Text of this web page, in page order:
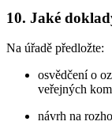
10. Jaké
Na úřadě předložte:
osvědčení o
veřejných
návrh na